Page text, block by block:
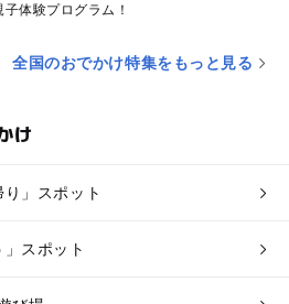
体験プログラム！
全国のおでかけ特集をもっと見る
け
」スポット
スポット